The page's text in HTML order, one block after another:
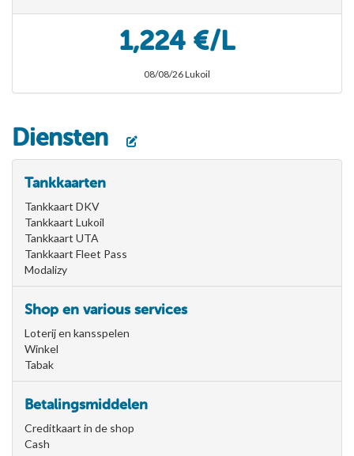
1,224 €/L
08/08/26 Lukoil
Diensten
Tankkaarten
Tankkaart DKV
Tankkaart Lukoil
Tankkaart UTA
Tankkaart Fleet Pass
Modalizy
Shop en various services
Loterij en kansspelen
Winkel
Tabak
Betalingsmiddelen
Creditkaart in de shop
Cash